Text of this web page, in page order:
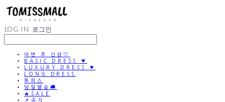
LOG IN 로그인
이번 주 신상🤍
BASIC DRESS ▼
LUXURY DRESS ▼
LONG DRESS
투피스
당일발송🚚
🔥SALE
📌공지